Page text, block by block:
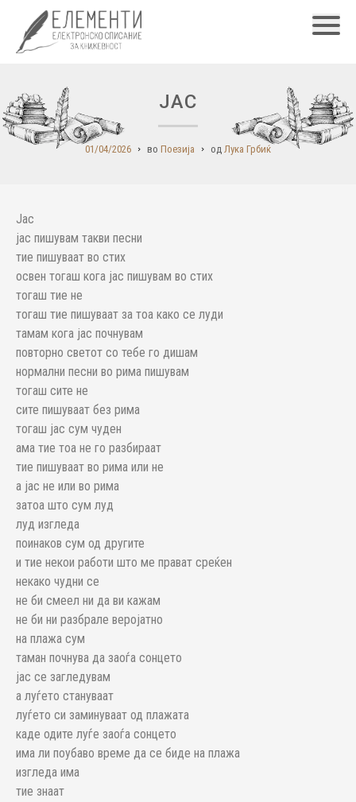
ЈАС
01/04/2026 во Поезија од Лука Грбиќ
Јас
јас пишувам такви песни
тие пишуваат во стих
освен тогаш кога јас пишувам во стих
тогаш тие не
тогаш тие пишуваат за тоа како се луди
тамам кога јас почнувам
повторно светот со тебе го дишам
нормални песни во рима пишувам
тогаш сите не
сите пишуваат без рима
тогаш јас сум чуден
ама тие тоа не го разбираат
тие пишуваат во рима или не
а јас не или во рима
затоа што сум луд
луд изгледа
поинаков сум од другите
и тие некои работи што ме прават среќен
некако чудни се
не би смеел ни да ви кажам
не би ни разбрале веројатно
на плажа сум
таман почнува да заоѓа сонцето
јас се загледувам
а луѓето стануваат
луѓето си заминуваат од плажата
каде одите луѓе заоѓа сонцето
има ли поубаво време да се биде на плажа
изгледа има
тие знаат